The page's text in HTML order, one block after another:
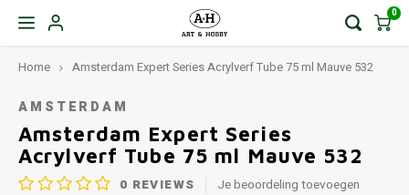
0
Home Amsterdam Expert Series Acrylverf Tube 75 ml Mauve 532
AMSTERDAM
Amsterdam Expert Series
Acrylverf Tube 75 ml Mauve 532
0 REVIEWS Je beoordeling toevoegen